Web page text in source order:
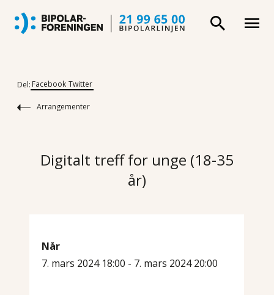
Del: Facebook Twitter
Arrangementer
Digitalt treff for unge (18-35
år)
Når
7. mars 2024 18:00 - 7. mars 2024 20:00